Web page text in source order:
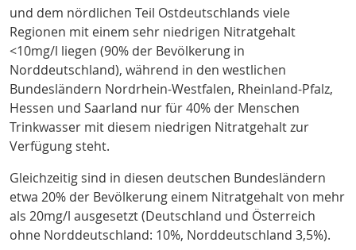
und dem nördlichen Teil Ostdeutschlands viele
Regionen mit einem sehr niedrigen Nitratgehalt
<10mg/l liegen (90% der Bevölkerung in
Norddeutschland), während in den westlichen
Bundesländern Nordrhein-Westfalen, Rheinland-Pfalz,
Hessen und Saarland nur für 40% der Menschen
Trinkwasser mit diesem niedrigen Nitratgehalt zur
Verfügung steht.
Gleichzeitig sind in diesen deutschen Bundesländern
etwa 20% der Bevölkerung einem Nitratgehalt von mehr
als 20mg/l ausgesetzt (Deutschland und Österreich
ohne Norddeutschland: 10%, Norddeutschland 3,5%).